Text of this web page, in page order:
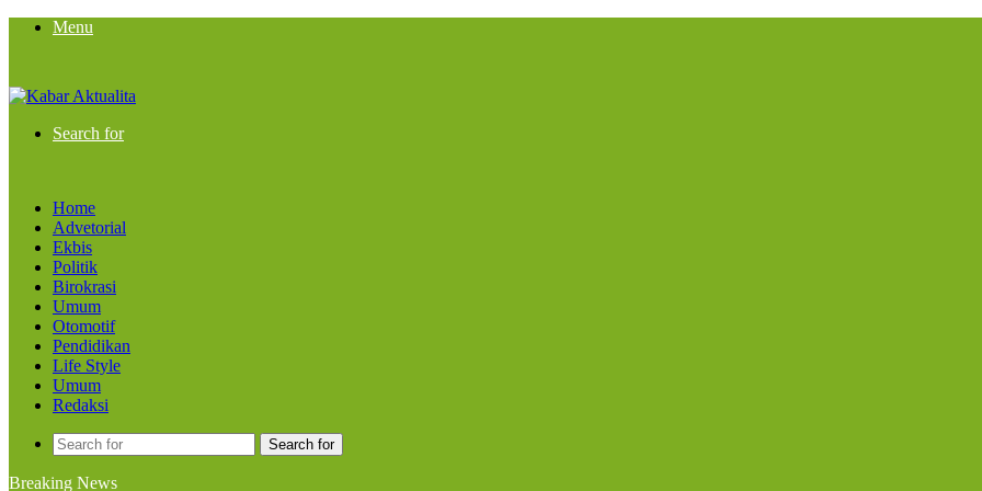
Menu
Search for
Home
Advetorial
Ekbis
Politik
Birokrasi
Umum
Otomotif
Pendidikan
Life Style
Umum
Redaksi
Search for
Breaking News